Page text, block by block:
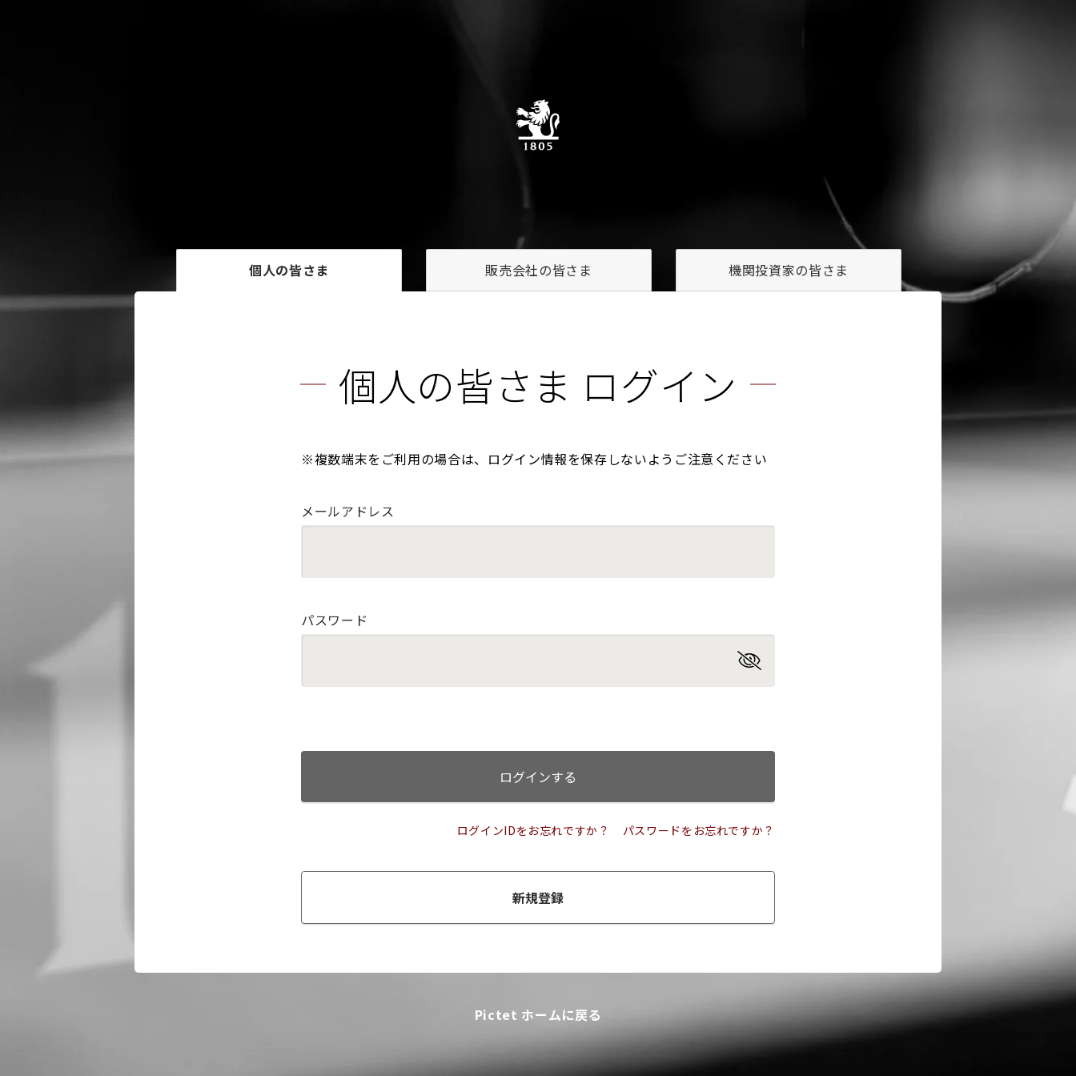
個人の皆さま 販売会社の皆さま 機関投資家の皆さま
個人の皆さま ログイン
※複数端末をご利用の場合は、ログイン情報を保存しないようご注意ください
メールアドレス
パスワード
ログインする
ログインIDをお忘れですか？ パスワードをお忘れですか？
新規登録
Pictet ホームに戻る